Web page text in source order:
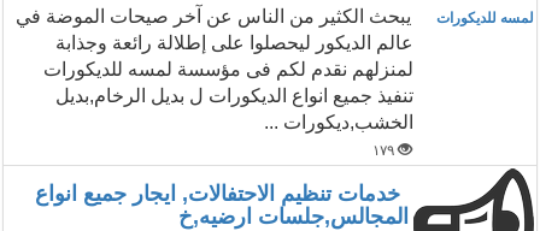
لمسه للديكورات
يبحث الكثير من الناس عن آخر صيحات الموضة في
عالم الديكور ليحصلوا على إطلالة رائعة وجذابة
لمنزلهم نقدم لكم فى مؤسسة لمسه للديكورات
تنفيذ جميع انواع الديكورات ل بديل الرخام,بديل
الخشب,ديكورات ...
١٧٩
خدمات تنظيم الاحتفالات, ايجار جميع انواع
المجالس,جلسات ارضيه,خ